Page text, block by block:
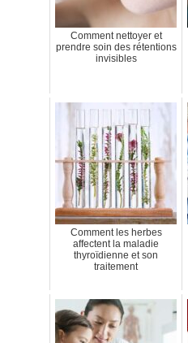
Comment nettoyer et
prendre soin des rétentions
invisibles
Comment les herbes
affectent la maladie
thyroïdienne et son
traitement